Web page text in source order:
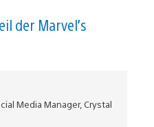
der Marvel’s
Media Manager, Crystal